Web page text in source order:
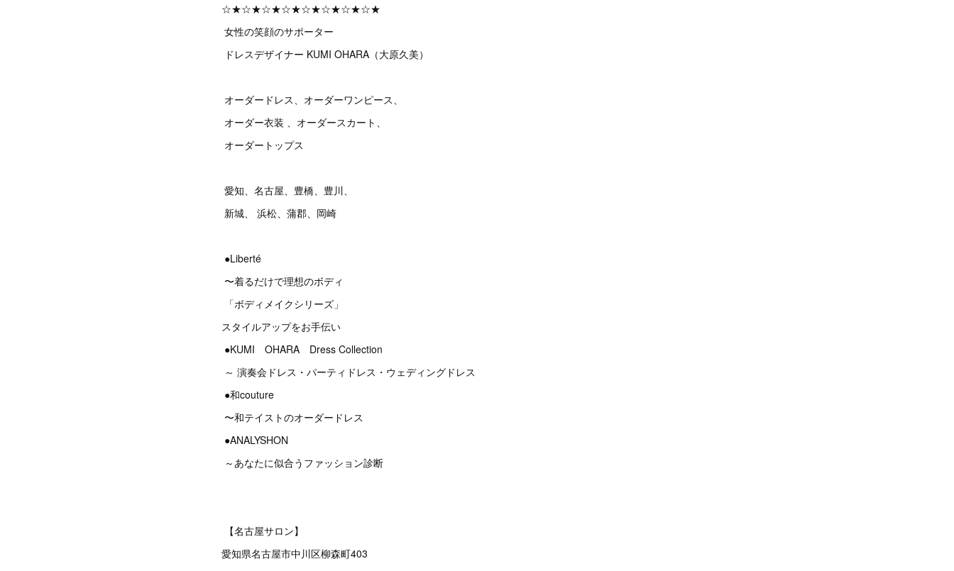
☆★☆★☆★☆★☆★☆★☆★☆★
女性の笑顔のサポーター
ドレスデザイナー KUMI OHARA（大原久美）
オーダードレス、オーダーワンピース、
オーダー衣装 、オーダースカート、
オーダートップス
愛知、名古屋、豊橋、豊川、
新城、 浜松、蒲郡、岡崎
●Liberté
〜着るだけで理想のボディ
「ボディメイクシリーズ」
スタイルアップをお手伝い
●KUMI OHARA Dress Collection
～ 演奏会ドレス・パーティドレス・ウェディングドレス
●和couture
〜和テイストのオーダードレス
●ANALYSHON
～あなたに似合うファッション診断
【名古屋サロン】
愛知県名古屋市中川区柳森町403